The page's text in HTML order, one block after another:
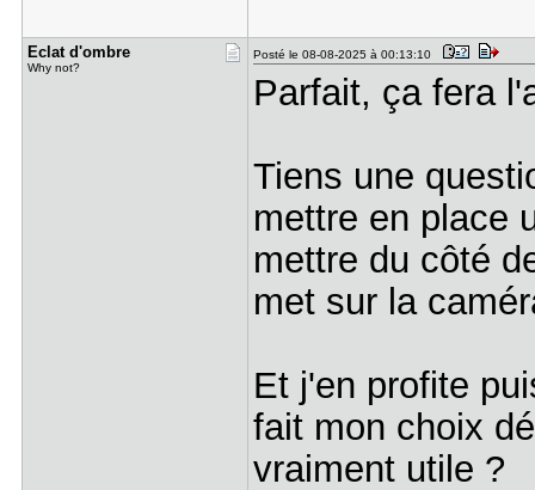
Eclat d'om​bre
Why not?
Posté le 08-08-2025 à 00:13:10
Parfait, ça fera
Tiens une
mettre en place
mettre du côté
met sur la
Et j'en profite
fait mon choix
vraiment utile ?